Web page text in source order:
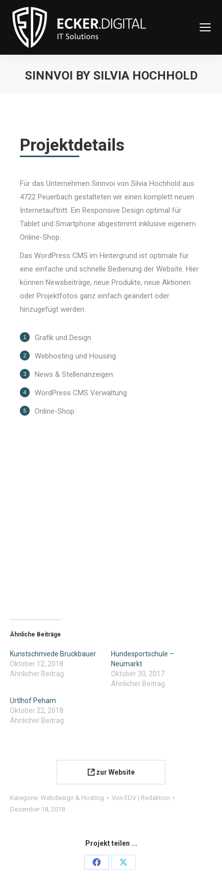
content
SINNVOI BY SILVIA HOCHHOLD
Projektdetails
Für das Unternehmen Sinnvoi von Silvia Hochhold aus
4722 Peuerbach gestalteten wir einen komplett neuen
Internetauftritt. Ein Responsive Design optimal für
Tablet und Smartphone abgestimmt inklusive eigenem
Online-Shop.
Das WordPress CMS im Hintergrund ist optimale für
eine einfache und schnelle Bedienung der Website. Hier
können Newsbeiträge, neue Produkte, neue Aktionen
oder Projektfotos ganz einfach geändert oder
hinzugefügt werden.
Grafik und Design
Webhosting und Housing
News & Stellenanzeigen
WordPress CMS Verwaltung
Online-Shop
Ähnliche Beiträge
Kunstschmiede Bruckbauer
Oktober 12, 2018
Ähnlicher Beitrag
Hundesportschule –
Neumarkt
Oktober 30, 2017
Ähnlicher Beitrag
Urtlhof Peham
Oktober 22, 2018
Ähnlicher Beitrag
zur Website
Kategorie: Webdesign & Hosting Von EDV | Redaktion
Dezember 18, 2018
Projekt teilen ...
Share
Share